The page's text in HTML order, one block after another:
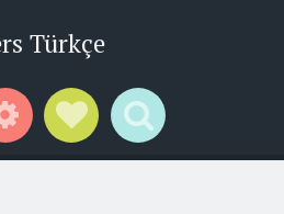
Türkçe
WidgetsSocial Links
Search